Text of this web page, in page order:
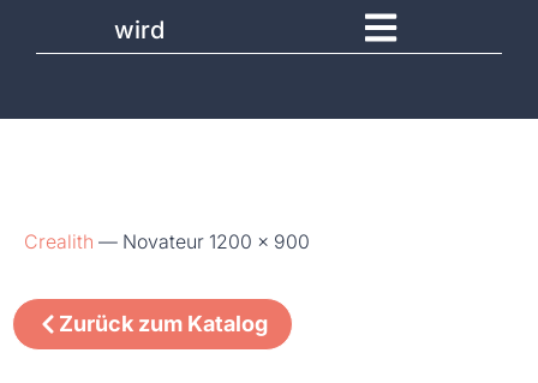
wird
Crealith — Novateur 1200 x 900
Zurück zum Katalog